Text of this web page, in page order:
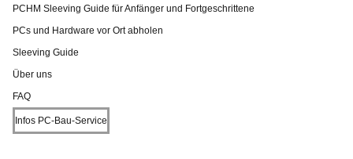
PCHM Sleeving Guide für Anfänger und Fortgeschrittene
PCs und Hardware vor Ort abholen
Sleeving Guide
Über uns
FAQ
Infos PC-Bau-Service